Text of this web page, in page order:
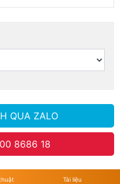
QUA ZALO
8686 18
Tài liệu